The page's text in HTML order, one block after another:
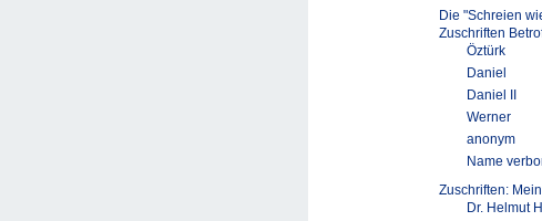
Die "Schreien
Zuschriften
Öztürk
Daniel
Daniel II
Werner
anonym
Name
Zuschriften:
Dr. Helmut